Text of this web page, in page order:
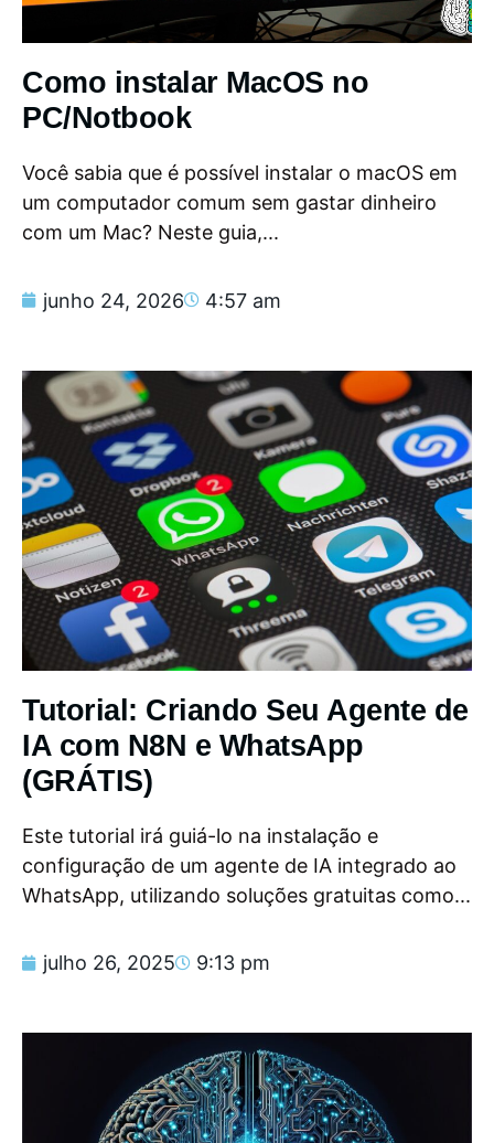
Como instalar MacOS no
PC/Notbook
Você sabia que é possível instalar o macOS em
um computador comum sem gastar dinheiro
com um Mac? Neste guia,...
junho 24, 2026 4:57 am
Tutorial: Criando Seu Agente de
IA com N8N e WhatsApp
(GRÁTIS)
Este tutorial irá guiá-lo na instalação e
configuração de um agente de IA integrado ao
WhatsApp, utilizando soluções gratuitas como...
julho 26, 2025 9:13 pm